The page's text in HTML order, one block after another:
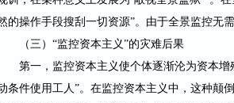
的操作手段搜刮一切资源”。由于全景监控无
（三） “监控资本主义”的灾难后果
第一，监控资本主义使个体逐渐沦为资本
条件使用工人”。在监控资本主义中，这种颠